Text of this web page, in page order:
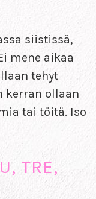
siistissä,
mene aikaa
tehyt
kerran ollaan
tai töitä. Iso
TRE,